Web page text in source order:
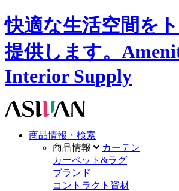
快適な生活空間を
提供します。
Interior Supply
商品情報・検索
商品情報
カーテン
カーペット&ラグ
ブランド
コントラクト資材